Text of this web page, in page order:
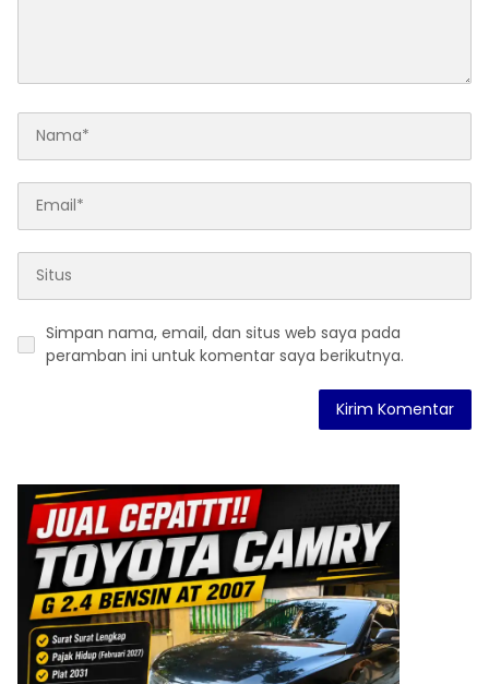
Simpan nama, email, dan situs web saya pada
peramban ini untuk komentar saya berikutnya.